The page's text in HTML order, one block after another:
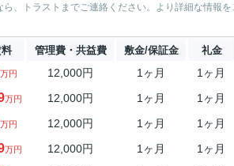
、トラストまでご連絡ください。より詳細な情報
管理費・共益費 敷金/保証金 礼金
万円 12,000円 1ヶ月 1ヶ月
万円 12,000円 1ヶ月 1ヶ月
万円 12,000円 1ヶ月 1ヶ月
万円 12,000円 1ヶ月 1ヶ月